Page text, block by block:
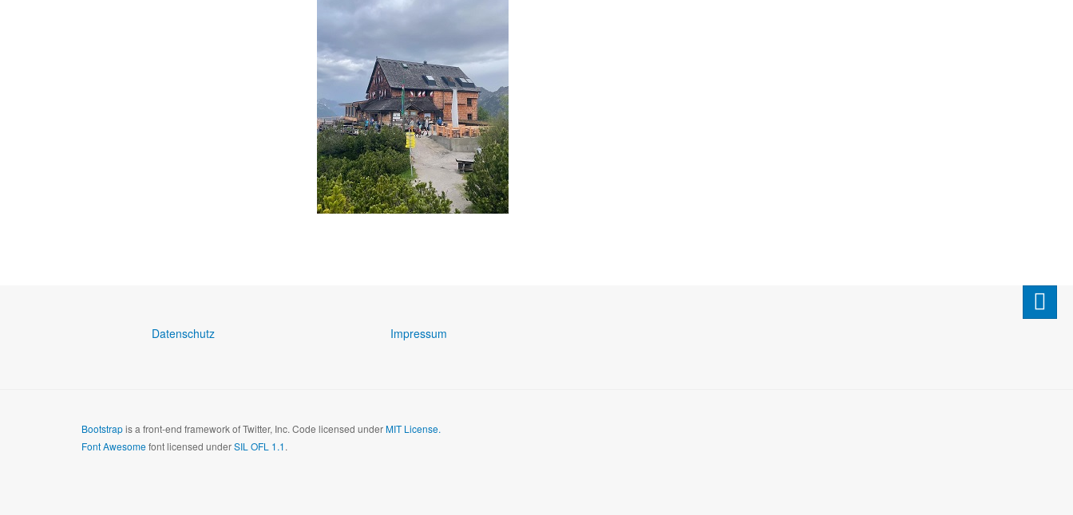
Datenschutz Impressum
Bootstrapis a front-end framework of Twitter, Inc. Code licensed underMIT License.
Font Awesomefont licensed underSIL OFL 1.1.